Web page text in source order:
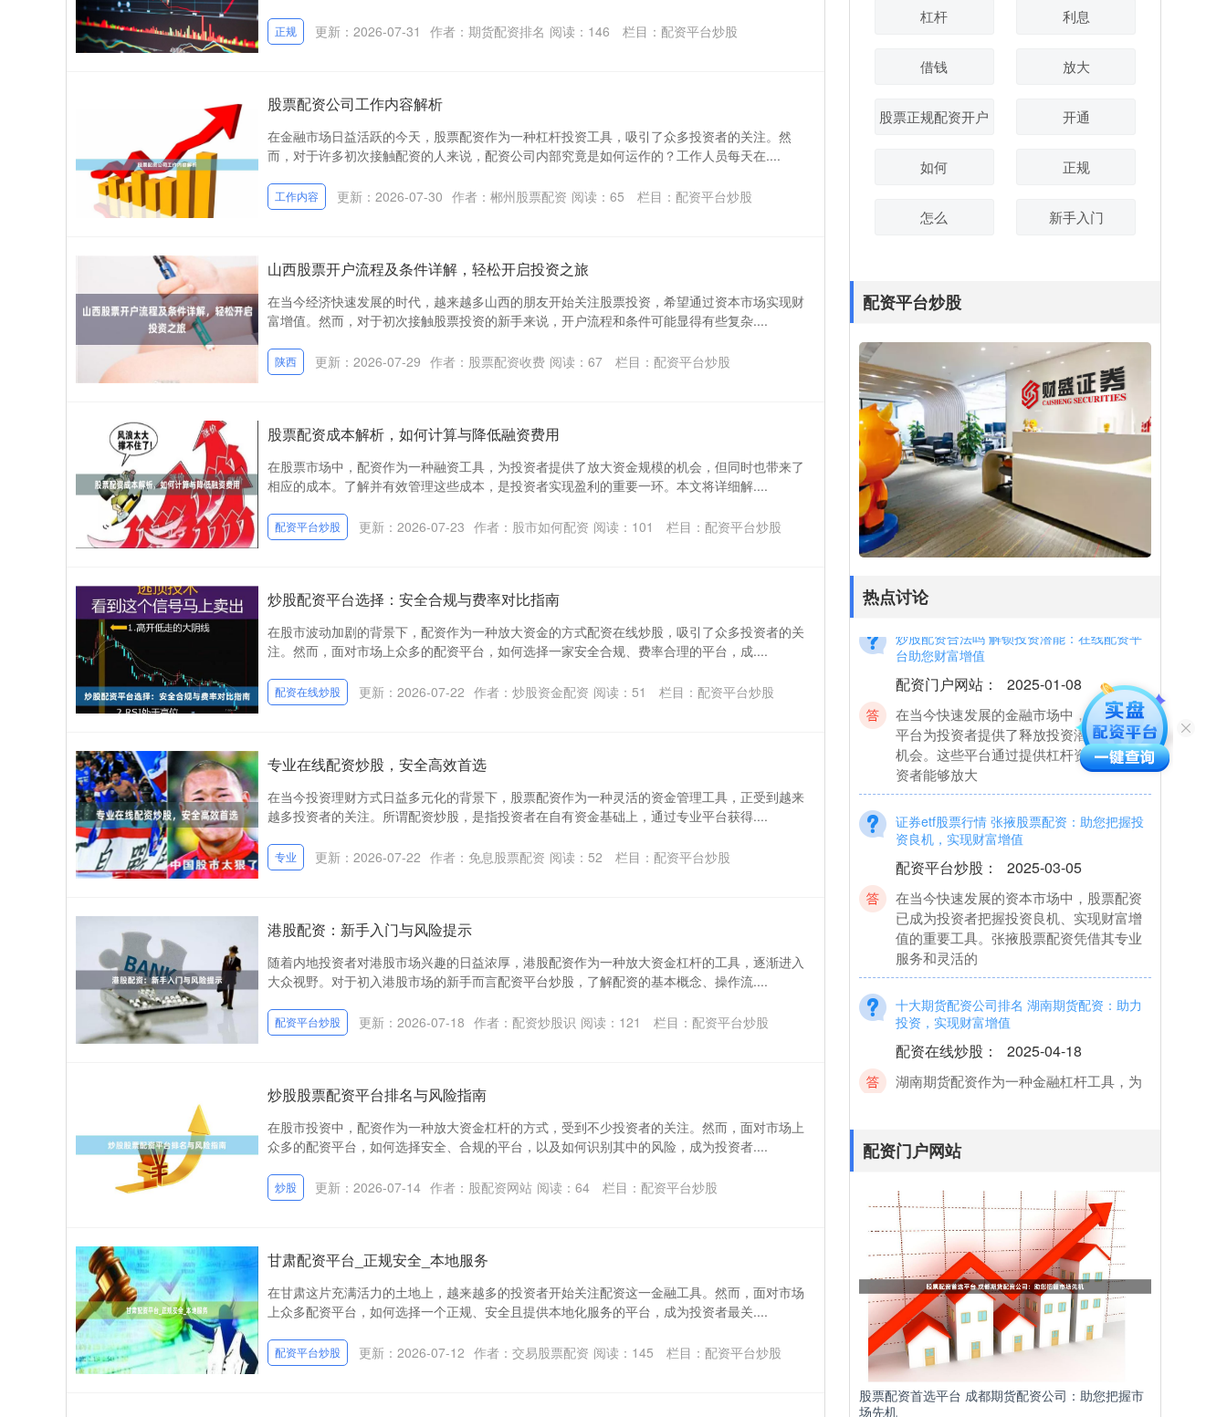
正规 更新：2026-07-31 作者：期货配资排名 阅读： 146 栏目： 配资平台炒股
股票配资公司工作内容解析
在金融市场日益活跃的今天，股票配资作为一种杠杆投资工具，吸引了众多投资者的关注。然
而，对于许多初次接触配资的人来说，配资公司内部究竟是如何运作的？工作人员每天在....
工作内容 更新：2026-07-30 作者：郴州股票配资 阅读： 65 栏目： 配资平台炒股
山西股票开户流程及条件详解，轻松开启投资之旅
在当今经济快速发展的时代，越来越多山西的朋友开始关注股票投资，希望通过资本市场实现财
富增值。然而，对于初次接触股票投资的新手来说，开户流程和条件可能显得有些复杂....
陕西 更新：2026-07-29 作者：股票配资收费 阅读： 67 栏目： 配资平台炒股
股票配资成本解析，如何计算与降低融资费用
在股票市场中，配资作为一种融资工具，为投资者提供了放大资金规模的机会，但同时也带来了
相应的成本。了解并有效管理这些成本，是投资者实现盈利的重要一环。本文将详细解....
配资平台炒股 更新：2026-07-23 作者：股市如何配资 阅读： 101 栏目： 配资平台炒股
炒股配资平台选择：安全合规与费率对比指南
在股市波动加剧的背景下，配资作为一种放大资金的方式配资在线炒股，吸引了众多投资者的关
注。然而，面对市场上众多的配资平台，如何选择一家安全合规、费率合理的平台，成....
配资在线炒股 更新：2026-07-22 作者：炒股资金配资 阅读： 51 栏目： 配资平台炒股
专业在线配资炒股，安全高效首选
在当今投资理财方式日益多元化的背景下，股票配资作为一种灵活的资金管理工具，正受到越来
越多投资者的关注。所谓配资炒股，是指投资者在自有资金基础上，通过专业平台获得....
专业 更新：2026-07-22 作者：免息股票配资 阅读： 52 栏目： 配资平台炒股
港股配资：新手入门与风险提示
随着内地投资者对港股市场兴趣的日益浓厚，港股配资作为一种放大资金杠杆的工具，逐渐进入
大众视野。对于初入港股市场的新手而言配资平台炒股，了解配资的基本概念、操作流....
配资平台炒股 更新：2026-07-18 作者：配资炒股识 阅读： 121 栏目： 配资平台炒股
炒股股票配资平台排名与风险指南
在股市投资中，配资作为一种放大资金杠杆的方式，受到不少投资者的关注。然而，面对市场上
众多的配资平台，如何选择安全、合规的平台，以及如何识别其中的风险，成为投资者....
炒股 更新：2026-07-14 作者：股配资网站 阅读： 64 栏目： 配资平台炒股
甘肃配资平台_正规安全_本地服务
在甘肃这片充满活力的土地上，越来越多的投资者开始关注配资这一金融工具。然而，面对市场
上众多配资平台，如何选择一个正规、安全且提供本地化服务的平台，成为投资者最关....
配资平台炒股 更新：2026-07-12 作者：交易股票配资 阅读： 145 栏目： 配资平台炒股
杠杆 利息
借钱 放大
股票正规配资开户 开通
如何 正规
怎么 新手入门
配资平台炒股
热点讨论
股米配资 炒股配资公司：助力投资者实现财
富梦想
配资在线炒股 ： 2024-11-29
在当今快节奏的金融市场中，炒股配资公
司应运而生股米配资，为投资者提供了放
大收益的绝佳机会。通过与配资公司合
配资门户网站：
在当今快速发展的金融市场中，在线配资
平台为投资者提供了释放投资潜能的绝佳
机会。这些平台通过提供杠杆资金，使投
资者能够放大
证券etf股票行情 张掖股票配资：助您把握投
资良机，实现财富增值
配资平台炒股： 2025-03-05
在当今快速发展的资本市场中，股票配资
已成为投资者把握投资良机、实现财富增
值的重要工具。张掖股票配资凭借其专业
服务和灵活的
十大期货配资公司排名 湖南期货配资：助力
投资，实现财富增值
配资在线炒股： 2025-04-18
湖南期货配资作为一种金融杠杆工具，为
投资者提供了放大资金优势十大期货配资
配资实盘 解锁财富密码！长沙期货配资，助
配资门户网站： 2026-03-10
在投资领域，期货配资无疑是一把双刃
剑，既能放大收益，也可能带来风险。然
而，在长沙，期货配资却成为众多投资者
解锁财富密码配
配资门户网站
股票配资首选平台 成都期货配资公司：助您把握市
场先机